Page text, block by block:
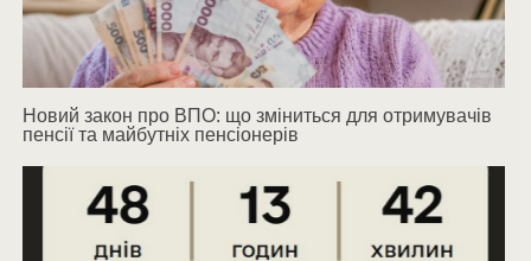
Новий закон про ВПО: що зміниться для отримувачів
пенсії та майбутніх пенсіонерів